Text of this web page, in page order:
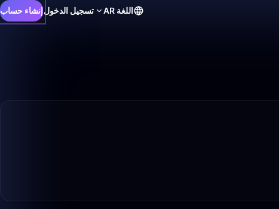
اللغة AR تسجيل الدخولإنشاء حساب